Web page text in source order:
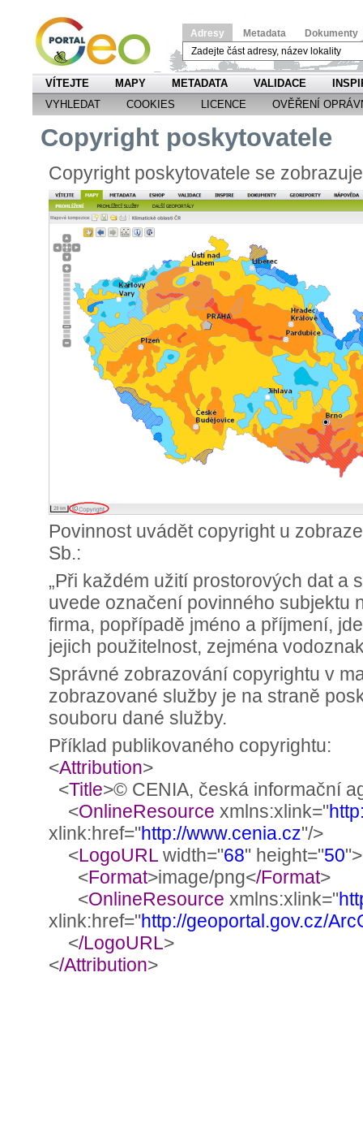
Adresy Metadata Dokumenty
VÍTEJTE MAPY METADATA VALIDACE
VYHLEDAT
COOKIES LICENCE OVĚŘENÍ
Copyright poskytovatele
Copyright poskytovatele se
Povinnost uvádět copyright u
Sb.:
„Při každém užití prostorových dat a
uvede označení povinného subjektu
firma, popřípadě jméno a příjmení,
jejich použitelnost, zejména
Správné zobrazování copyrightu v
zobrazované služby je na straně
souboru dané služby.
Příklad publikovaného copyrightu:
<Attribution>
<Title>© CENIA, česká informační
<OnlineResource xmlns:xlink="
xlink:href="http://www.cenia.cz"/>
<LogoURL width="68" height="50">
<Format>image/png</Format>
<OnlineResource xmlns:xlink="
xlink:href="http://geoportal.gov.cz/
</LogoURL>
</Attribution>